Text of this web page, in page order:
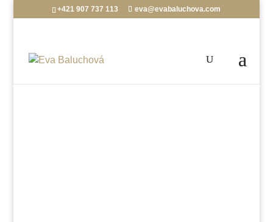
+421 907 737 113 eva@evabaluchova.com